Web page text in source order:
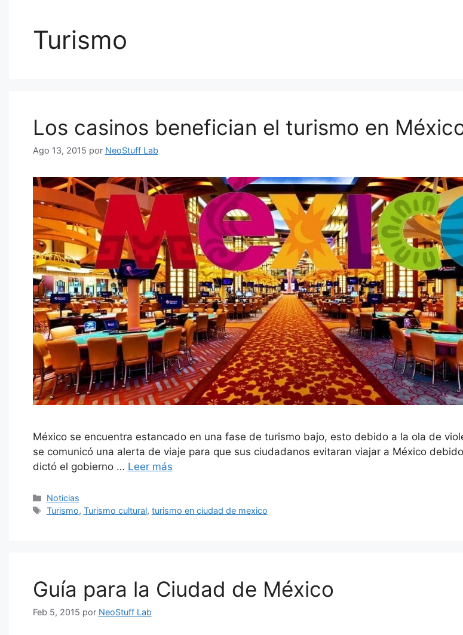
Turismo
Los casinos benefician el turismo en
Ago 13, 2015 por NeoStuff Lab
México se encuentra estancado en una fase de turismo bajo, esto debido a la ola de
se comunicó una alerta de viaje para que sus ciudadanos evitaran viajar a México
dictó el gobierno … Leer más
Categorías
Noticias
Etiquetas
Turismo, Turismo cultural, turismo en ciudad de mexico
Guía para la Ciudad de México
Feb 5, 2015 por NeoStuff Lab